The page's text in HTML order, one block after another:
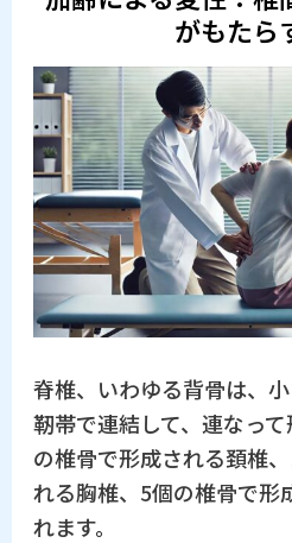
がもたら
脊椎、いわゆる背骨は、
靭帯で連結して、連なっ
の椎骨で形成される頚椎
れる胸椎、5個の椎骨で形
れます。